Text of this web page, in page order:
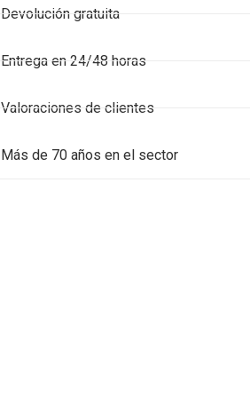
Devolución gratuita
Entrega en 24/48 horas
Valoraciones de clientes
Más de 70 años en el sector